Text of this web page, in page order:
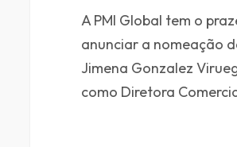
A PMI Global tem o
anunciar a nomeação
Jimena Gonzalez
como Diretora